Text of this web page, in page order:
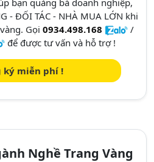
bạn quảng bá doanh nghiệp,
- ĐỐI TÁC - NHÀ MUA LỚN khi
Gọi 0934.498.168
/
để được tư vấn và hỗ trợ !
ký miễn phí !
Nghề Trang Vàng